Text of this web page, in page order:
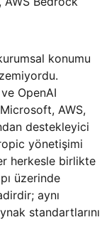
konumu
OpenAI
AWS,
destekleyici
yönetişimi
herkesle birlikte
üzerinde
aynı
standartlarını